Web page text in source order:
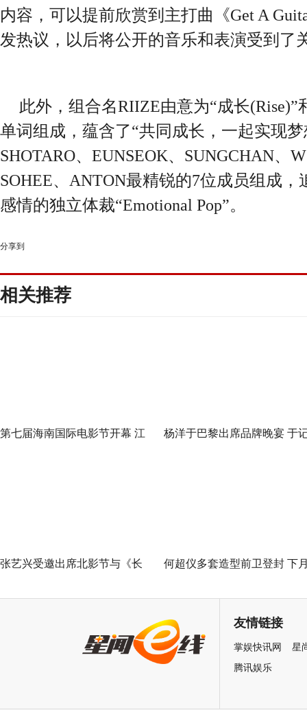
内容，可以提前欣赏到主打曲《Get A
发热议，以后将公开的音乐和表演受到了
此外，组合名RIIZE由意为“成长(Rise)”
单词组成，蕴含了“共同成长，一起实现
SHOTARO、EUNSEOK、SUNGCHAN、
SOHEE、ANTON最精锐的7位成员组成
感情的独立体裁“Emotional Pop”。
分享到
相关推荐
第七届海南国际电影节开幕 江 杨洋于巴黎出席品牌晚宴 于
张艺兴受邀出席北影节与《长 何超仪多套造型前卫登封 下
友情链接
掌娱快讯网
星
腾讯娱乐